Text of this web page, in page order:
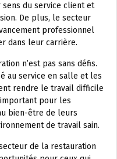
du service client et
De plus, le secteur
professionnel
dans leur carrière.
n’est pas sans défis.
au service en salle et les
rendre le travail difficile
pour les
bien-être de leurs
de travail sain.
de la restauration